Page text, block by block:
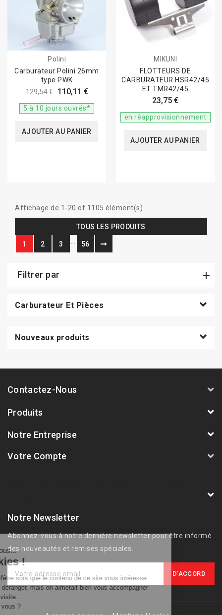
Polini
Carburateur Polini 26mm
type PWK
129,54 € 110,11 €
5 à 10 jours ouvrés*
AJOUTER AU PANIER
MIKUNI
FLOTTEURS DE
CARBURATEUR HSR42/45
ET TMR42/45
23,75 €
en réapprovisionnement
AJOUTER AU PANIER
Affichage de 1-20 of 1105 élément(s)
TOUS LES PRODUITS
1 2 3 56
Filtrer par
Carburateur Et Pièces
Nouveaux produits
Contactez-Nous
Produits
Notre Entreprise
Votre Compte
Notre Newsletter
Abonnez-vous à notre dernière newsletter pour être informé
des nouveautés et remises spéciales.